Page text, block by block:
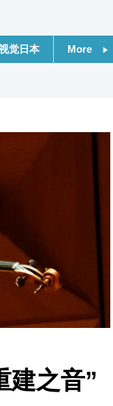
觉日本 More
编辑部通知
建之音”